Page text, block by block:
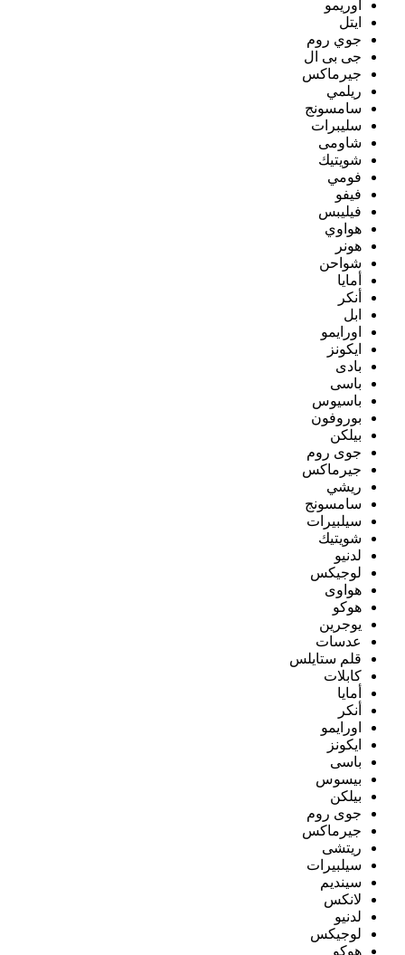
اوريمو
ايتل
جوي روم
جى بى ال
جيرماكس
ريلمي
سامسونج
سليبرات
شاومى
شويتيك
فومي
فيفو
فيليبس
هواوي
هونر
شواحن
أمايا
أنكر
ابل
اورايمو
ايكونز
بادى
باسى
باسيوس
بوروفون
بيلكن
جوى روم
جيرماكس
ريشي
سامسونج
سيلبيرات
شويتيك
لدنيو
لوجيكس
هواوى
هوكو
يوجرين
عدسات
قلم ستايلس
كابلات
أمايا
أنكر
اورايمو
ايكونز
باسى
بيسوس
بيلكن
جوى روم
جيرماكس
ريتشى
سيلبيرات
سينديم
لانكس
لدنيو
لوجيكس
هوكو